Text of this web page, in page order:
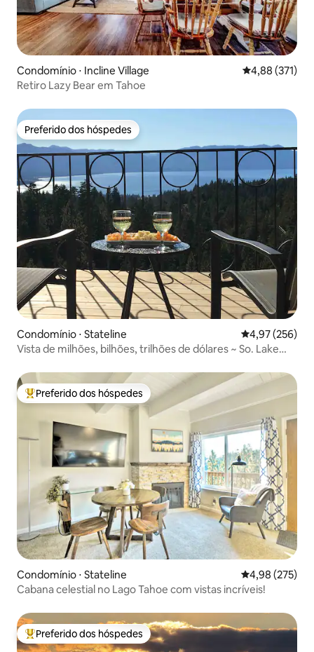
Condomínio ⋅ Incline Village 4,88 de uma
4,88 (371)
Retiro Lazy Bear em Tahoe
Preferido dos hóspedes
Preferido dos hóspedes
Condomínio ⋅ Stateline 4,97 de uma
4,97 (256)
Vista de milhões, bilhões, trilhões de dólares ~ So. Lake
Entre os melhores preferidos dos hóspedes
Preferido dos hóspedes
Condomínio ⋅ Stateline 4,98 de uma
4,98 (275)
Cabana celestial no Lago Tahoe com vistas incríveis!
Entre os melhores preferidos dos hóspedes
Preferido dos hóspedes